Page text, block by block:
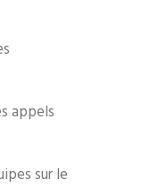
appels
sur le